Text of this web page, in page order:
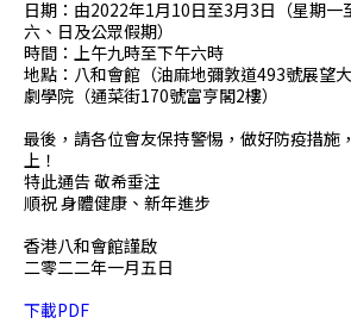
日期：由2022年1月10日至3月3日（星期一
六、日及公眾假期）
時間：上午九時至下午六時
地點：八和會館（油麻地彌敦道493號展望
劇學院（通菜街170號富亨閣2樓）
最後，請各位會友保持警惕，做好防疫措施
上！
特此通告 敬希垂注
順祝 身體健康、新年進步
香港八和會館謹啟
二零二二年一月五日
下載PDF